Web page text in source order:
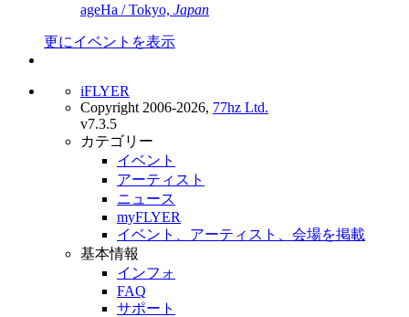
ageHa / Tokyo, Japan
更にイベントを表示
iFLYER
Copyright 2006-2026, 77hz Ltd.
v7.3.5
カテゴリー
イベント
アーティスト
ニュース
myFLYER
イベント、アーティスト、会場を掲載
基本情報
インフォ
FAQ
サポート